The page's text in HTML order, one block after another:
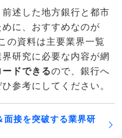
述した地方銀行と都市
に、おすすめなのが
の資料は主要業界一覧
研究に必要な内容が網
ドできるので、銀行へ
参考にしてください。
面接を突破する業界研